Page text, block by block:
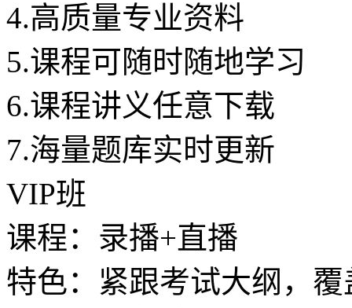
4.高质量专业资料
5.课程可随时随地学习
6.课程讲义任意下载
7.海量题库实时更新
VIP班
课程：录播+直播
特色：紧跟考试大纲，